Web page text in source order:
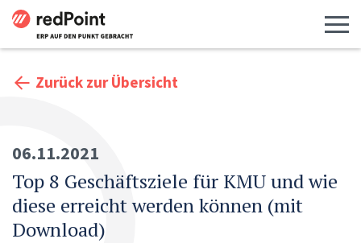
Zurück zur Übersicht
06.11.2021
Top 8 Geschäftsziele für KMU und wie
diese erreicht werden können (mit
Download)